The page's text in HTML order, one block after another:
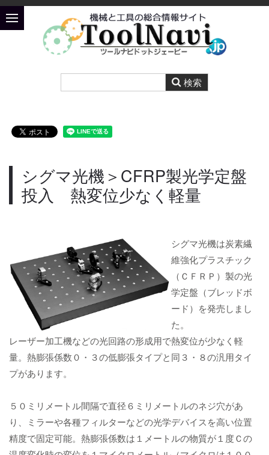
シグマ光機＞CFRP製光学定盤
投入 熱変位少なく軽量
シグマ光機は炭素繊
維強化プラスチック
（ＣＦＲＰ）製の光
学定盤（ブレッドボ
ード）を発売しまし
た。
レーザー加工機などの光回路の形成用で熱変位が少なく軽
量。熱膨張係数０・３の低膨張タイプと同３・８の汎用タイ
プがあります。
５０ミリメートル間隔で直径６ミリメートルのネジ穴があ
り、ミラーや各種フィルターなどの光学デバイスを高い位置
精度で固定可能。熱膨張係数は１メートルの物質が１度Ｃの